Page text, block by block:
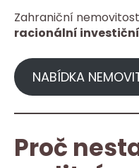
Zahraniční
racionální
NABÍDKA
Proč